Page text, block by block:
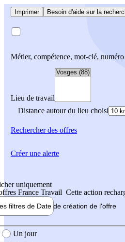
Imprimer Besoin d'aide sur la
Métier, compétence, mot-clé,
Lieu de travail
Distance autour du lieu choisi
Rechercherdes offres
uniquement
France Travail Cette action
filtres de Date de création de l'offre
création de l'offre
Un jour
Créer une alerte